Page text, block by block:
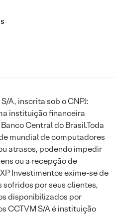
A, inscrita sob o CNPJ:
instituição financeira
Central do Brasil.Toda
mundial de computadores
atrasos, podendo impedir
ou a recepção de
Investimentos exime-se de
por seus clientes,
disponibilizados por
CCTVM S/A é instituição